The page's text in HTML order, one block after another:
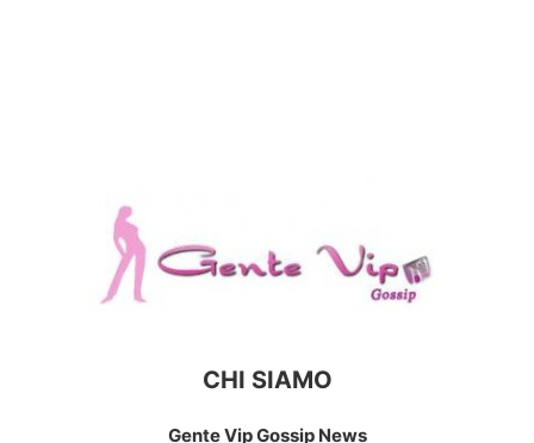
CHI SIAMO
Gente Vip Gossip News